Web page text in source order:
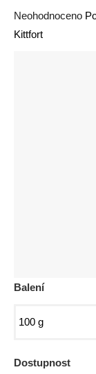
Balení
Dostupnost
Průměrné
hodnocení
Neohodnoceno
Kittfort